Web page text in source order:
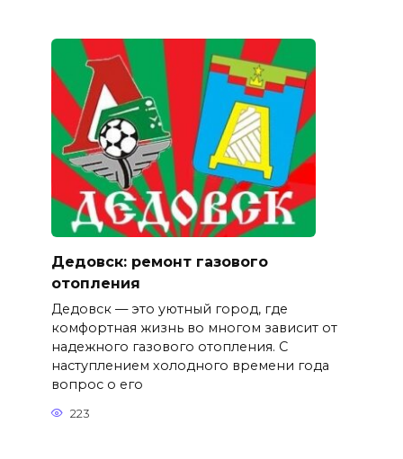
Дедовск: ремонт газового
отопления
Дедовск — это уютный город, где
комфортная жизнь во многом зависит от
надежного газового отопления. С
наступлением холодного времени года
вопрос о его
223